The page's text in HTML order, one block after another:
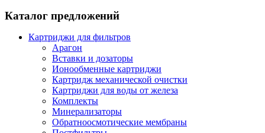
Каталог предложений
Картриджи для фильтров
Арагон
Вставки и дозаторы
Ионообменные картриджи
Картридж механической очистки
Картриджи для воды от железа
Комплекты
Минерализаторы
Обратноосмотические мембраны